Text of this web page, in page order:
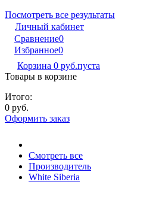
Посмотреть все результаты
Личный кабинет
Сравнение0
Избранное0
Корзина 0 руб.пуста
Товары в корзине
Итого:
0 руб.
Оформить заказ
Смотреть все
Производитель
White Siberia